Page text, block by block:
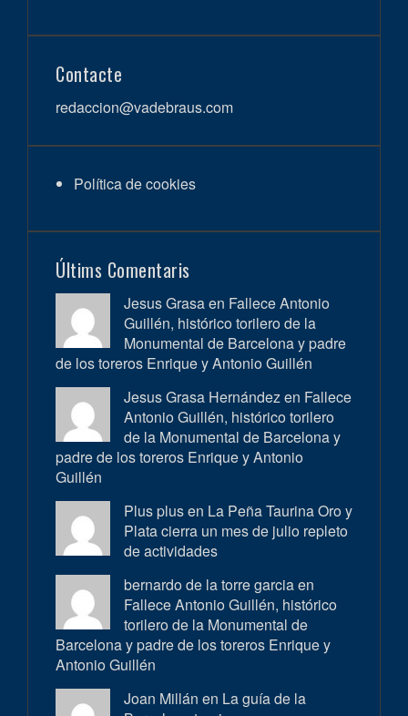
Contacte
redaccion@vadebraus.com
Política de cookies
Últims Comentaris
Jesus Grasa en Fallece Antonio
Guillén, histórico torilero de la
Monumental de Barcelona y padre
de los toreros Enrique y Antonio Guillén
Jesus Grasa Hernández en Fallece
Antonio Guillén, histórico torilero
de la Monumental de Barcelona y
padre de los toreros Enrique y Antonio
Guillén
Plus plus en La Peña Taurina Oro y
Plata cierra un mes de julio repleto
de actividades
bernardo de la torre garcia en
Fallece Antonio Guillén, histórico
torilero de la Monumental de
Barcelona y padre de los toreros Enrique y
Antonio Guillén
Joan Millán en La guía de la